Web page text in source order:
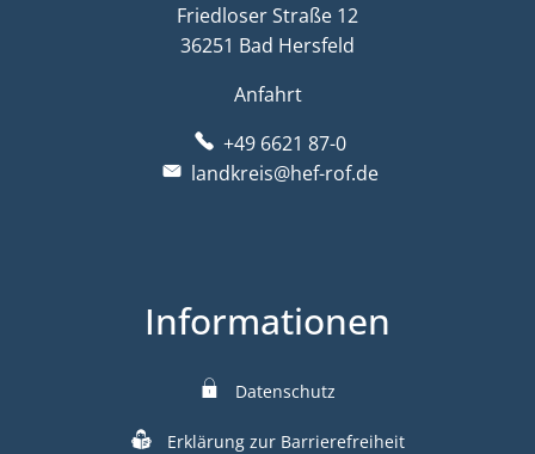
Friedloser Straße 12
36251 Bad Hersfeld
Anfahrt
+49 6621 87-0
landkreis@hef-rof.de
Informationen
Datenschutz
Erklärung zur Barrierefreiheit